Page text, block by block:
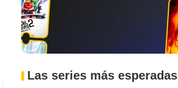
Las series más esperadas